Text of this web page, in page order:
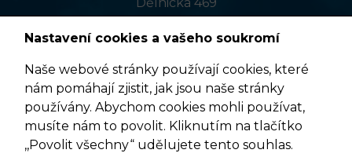
533 01 Pardubice
VÍCE INFORMACÍ
Nastavení cookies a vašeho soukromí
Naše webové stránky používají cookies, které
nám pomáhají zjistit, jak jsou naše stránky
používány. Abychom cookies mohli používat,
musíte nám to povolit. Kliknutím na tlačítko
,,Povolit všechny“ udělujete tento souhlas.